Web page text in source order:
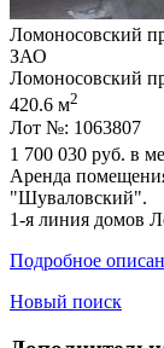
Ломоносовский
ЗАО
Ломоносовский
420.6 м2
Лот №: 1063807
1 700 030 руб. в
Аренда
"Шуваловский".
1-я линия домов
Подробное
Новый поиск